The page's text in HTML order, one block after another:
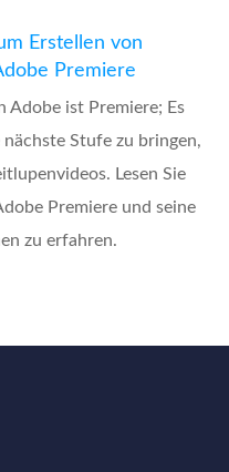
Erstellen von
Premiere
Adobe ist Premiere; Es
Stufe zu bringen,
Lesen Sie
Premiere und seine
zu erfahren.